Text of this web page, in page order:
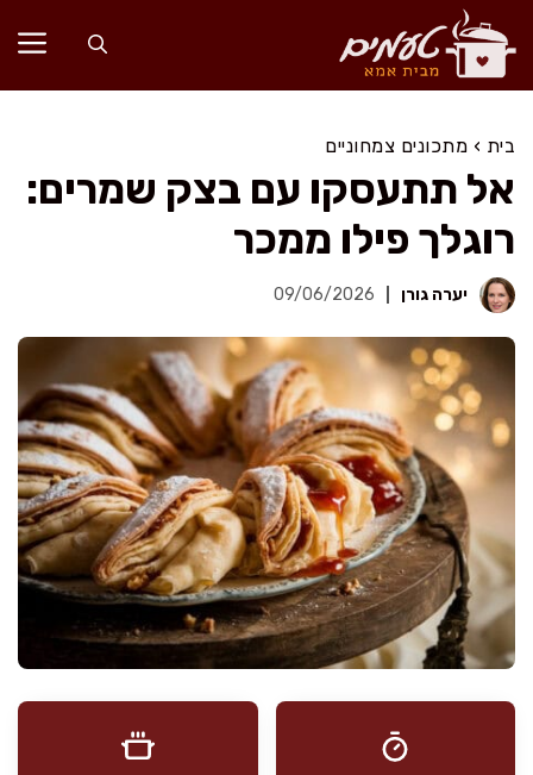
לדלג
לתוכן
בית › מתכונים צמחוניים
אל תתעסקו עם בצק שמרים:
רוגלך פילו ממכר
יערה גורן 09/06/2026